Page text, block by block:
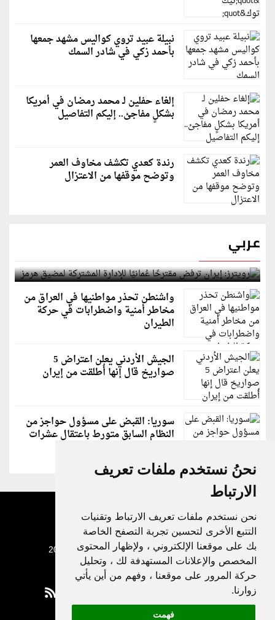
نحنُ نستخدم ملفات تعريف
الارتباط
نحن نستخدم ملفات تعريف الارتباط وتقنيات
التتبع الأخرى لتحسين تجربة التصفح الخاصة
بك على موقعنا الإلكتروني ، ولإظهار المحتوى
المخصص والإعلانات المستهدفة لك ، وتحليل
حركة المرور على موقعنا ، وفهم من أين يأتي
زوارنا.
فهمت
نبيلة عبيد تروي كواليس مشهد جمعها
بأحمد زكي في شادر السمك
إلغاء حفلين لـ محمد رمضان في أمريكا
بشكلٍ مفاجئ.. إليكم التفاصيل
رندة كعدي تكشف مخاوف العمر
وتوضح موقفها من الاعتزال
عربي
رويترز: إيران ترفض مقترحًا عُمانيًا للإدارة المشتركة
لمضيق هرمز
واشنطن تحذر مواطنيها في العراق من
مخاطر أمنية واضطرابات في حركة
الطيران
الجيش الأردني يعلن اعتراض 5
صواريخ قال إنها أُطلقت من إيران
سوريا: القبض على مسؤول حواجز من
النظام السابق متورط باعتقال عشرات
جميع الحقوق محفوظة لدنيا الوطن © 2003 - 2022